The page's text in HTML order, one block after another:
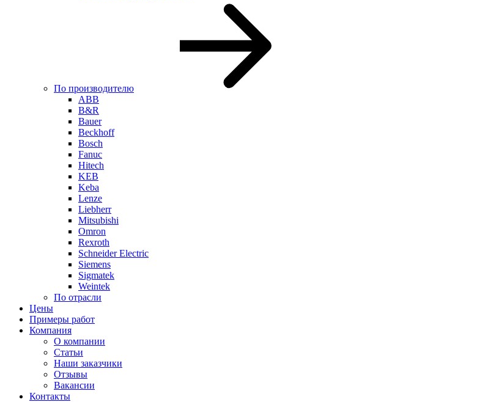
По производителю
ABB
B&R
Bauer
Beckhoff
Bosch
Fanuc
Hitech
KEB
Keba
Lenze
Liebherr
Mitsubishi
Omron
Rexroth
Schneider Electric
Siemens
Sigmatek
Weintek
По отрасли
Цены
Примеры работ
Компания
О компании
Статьи
Наши заказчики
Отзывы
Вакансии
Контакты